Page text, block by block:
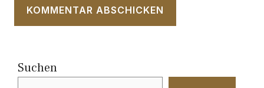
Suchen